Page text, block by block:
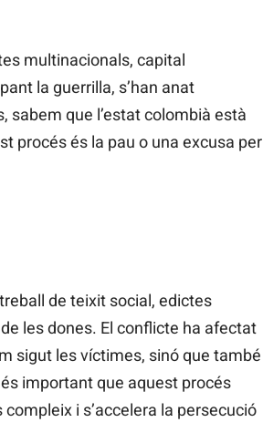
multinacionals, capital
la guerrilla, s’han anat
sabem que l’estat colombià està
procés és la pau o una excusa per
de teixit social, edictes
les dones. El conflicte ha afectat
sigut les víctimes, sinó que també
important que aquest procés
compleix i s’accelera la persecució